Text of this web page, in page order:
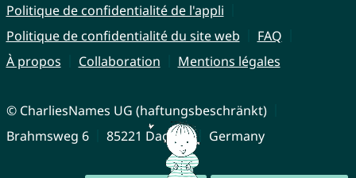
Politique de confidentialité de l'appli
Politique de confidentialité du site web
FAQ
À propos
Collaboration Mentions légales
© CharliesNames UG (haftungsbeschränkt)
Brahmsweg 6
85221 Dachau Germany